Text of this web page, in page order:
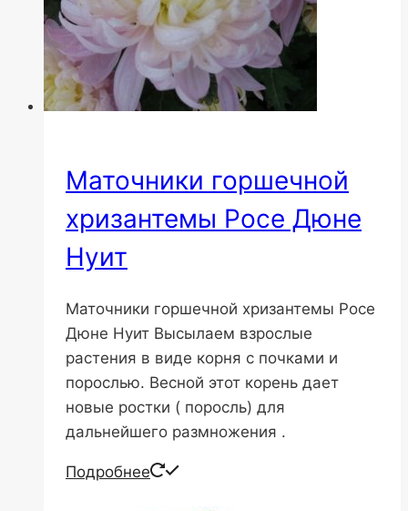
Маточники горшечной
хризантемы Росе Дюне
Нуит
Маточники горшечной хризантемы Росе
Дюне Нуит Высылаем взрослые
растения в виде корня с почками и
порослью. Весной этот корень дает
новые ростки ( поросль) для
дальнейшего размножения .
Подробнее